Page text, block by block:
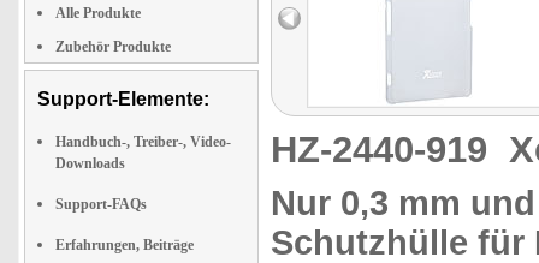
Alle Produkte
Zubehör Produkte
Support-Elemente:
Handbuch-, Treiber-, Video-
Downloads
Support-FAQs
Erfahrungen, Beiträge
HZ-2440-919
Nur 0,3 mm
Schutzhülle für